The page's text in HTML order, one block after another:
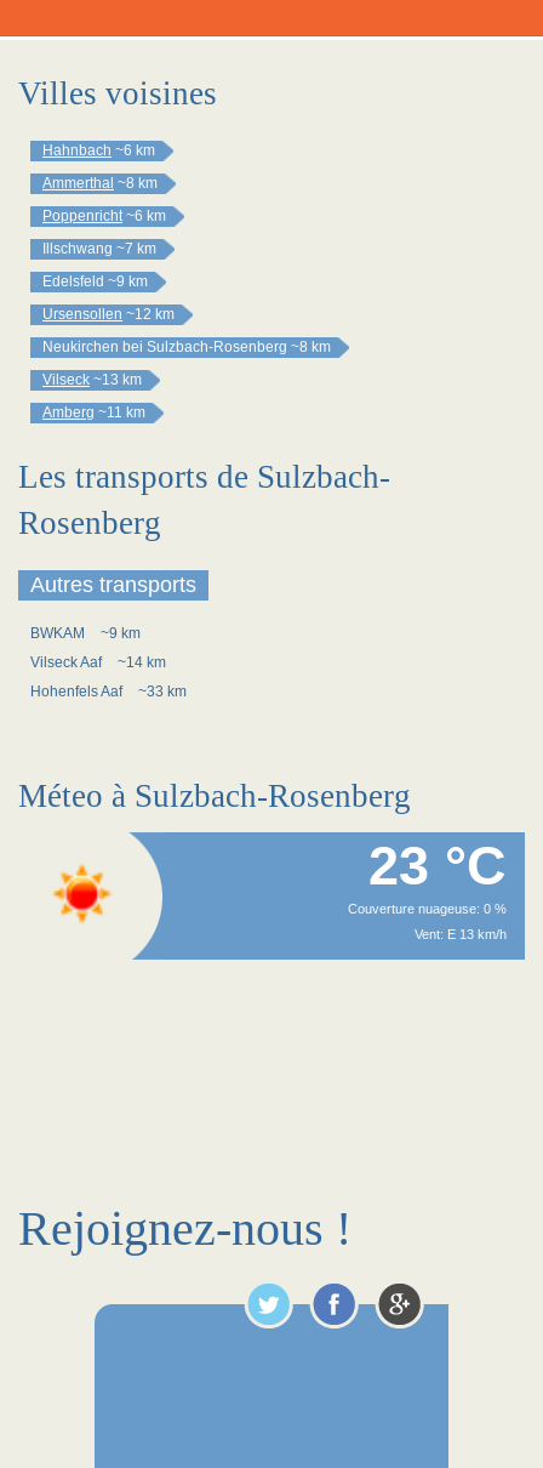
Villes voisines
Hahnbach ~6 km
Ammerthal ~8 km
Poppenricht ~6 km
Illschwang ~7 km
Edelsfeld ~9 km
Ursensollen ~12 km
Neukirchen bei Sulzbach-Rosenberg ~8 km
Vilseck ~13 km
Amberg ~11 km
Les transports de Sulzbach-
Rosenberg
Autres transports
BWKAM
~9 km
Vilseck Aaf
~14 km
Hohenfels Aaf
~33 km
Méteo à Sulzbach-Rosenberg
23 °C
Couverture nuageuse: 0 %
Vent: E 13 km/h
Rejoignez-nous !